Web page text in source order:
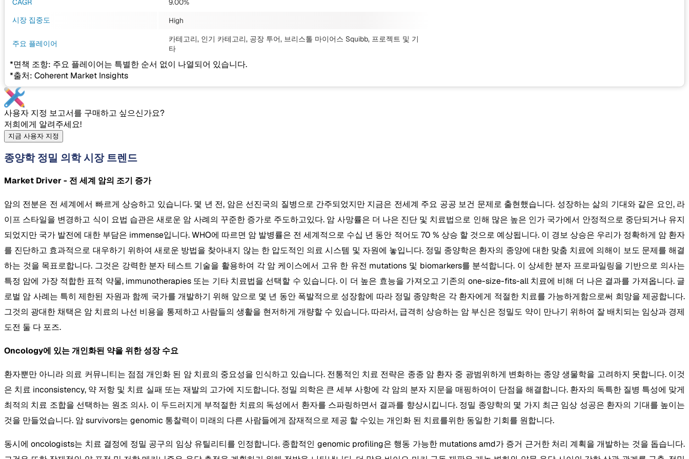
CAGR
9.00%
시장 집중도
High
주요 플레이어 카테고리, 인기 카테고리, 공장 투어, 브리스톨 마이어스 Squibb, 프로젝트 및 기
타
*면책 조항: 주요 플레이어는 특별한 순서 없이 나열되어 있습니다.
*출처: Coherent Market Insights
사용자 지정 보고서를 구매하고 싶으신가요?
저희에게 알려주세요!
지금 사용자 지정
종양학 정밀 의학 시장 트렌드
Market Driver - 전 세계 암의 조기 증가
암의 전분은 전 세계에서 빠르게 상승하고 있습니다. 몇 년 전, 암은 선진국의 질병으로 간주되었지만 지금은 전세계 주요 공공 보건 문제로 출현했습니다. 성장하는 삶의 기대와 같은 요인, 라
이프 스타일을 변경하고 식이 요법 습관은 새로운 암 사례의 꾸준한 증가로 주도하고있다. 암 사망률은 더 나은 진단 및 치료법으로 인해 많은 높은 인가 국가에서 안정적으로 중단되거나 유지
되었지만 국가 발전에 대한 부담은 immense입니다. WHO에 따르면 암 발병률은 전 세계적으로 수십 년 동안 적어도 70 % 상승 할 것으로 예상됩니다. 이 경보 상승은 우리가 정확하게 암 환자
를 진단하고 효과적으로 대우하기 위하여 새로운 방법을 찾아내지 않는 한 압도적인 의료 시스템 및 자원에 놓입니다. 정밀 종양학은 환자의 종양에 대한 맞춤 치료에 의해이 보도 문제를 해결
하는 것을 목표로합니다. 그것은 강력한 분자 테스트 기술을 활용하여 각 암 케이스에서 고유 한 유전 mutations 및 biomarkers를 분석합니다. 이 상세한 분자 프로파일링을 기반으로 의사는
특정 암에 가장 적합한 표적 약물, immunotherapies 또는 기타 치료법을 선택할 수 있습니다. 이 더 높은 효능을 가져오고 기존의 one-size-fits-all 치료에 비해 더 나은 결과를 가져옵니다. 글
로벌 암 사례는 특히 제한된 자원과 함께 국가를 개발하기 위해 앞으로 몇 년 동안 폭발적으로 성장함에 따라 정밀 종양학은 각 환자에게 적절한 치료를 가능하게함으로써 희망을 제공합니다.
그것의 광대한 채택은 암 치료의 나선 비용을 통제하고 사람들의 생활을 현저하게 개량할 수 있습니다. 따라서, 급격히 상승하는 암 부신은 정밀도 약이 만나기 위하여 잘 배치되는 임상과 경제
도전 둘 다 포즈.
Oncology에 있는 개인화된 약을 위한 성장 수요
환자뿐만 아니라 의료 커뮤니티는 점점 개인화 된 암 치료의 중요성을 인식하고 있습니다. 전통적인 치료 전략은 종종 암 환자 중 광범위하게 변화하는 종양 생물학을 고려하지 못합니다. 이것
은 치료 inconsistency, 약 저항 및 치료 실패 또는 재발의 고가에 지도합니다. 정밀 의학은 큰 세부 사항에 각 암의 분자 지문을 매핑하여이 단점을 해결합니다. 환자의 독특한 질병 특성에 맞게
최적의 치료 조합을 선택하는 원조 의사. 이 두드러지게 부적절한 치료의 독성에서 환자를 스파링하면서 결과를 향상시킵니다. 정밀 종양학의 몇 가지 최근 임상 성공은 환자의 기대를 높이는
것을 만들었습니다. 암 survivors는 genomic 통찰력이 미래의 다른 사람들에게 잠재적으로 제공 할 수있는 개인화 된 치료를위한 동일한 기회를 원합니다.
동시에 oncologists는 치료 결정에 정밀 공구의 임상 유틸리티를 인정합니다. 종합적인 genomic profiling은 행동 가능한 mutations amd가 증거 근거한 처리 계획을 개발하는 것을 돕습니다.